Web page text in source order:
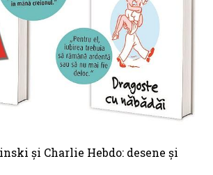
și Charlie Hebdo: desene și